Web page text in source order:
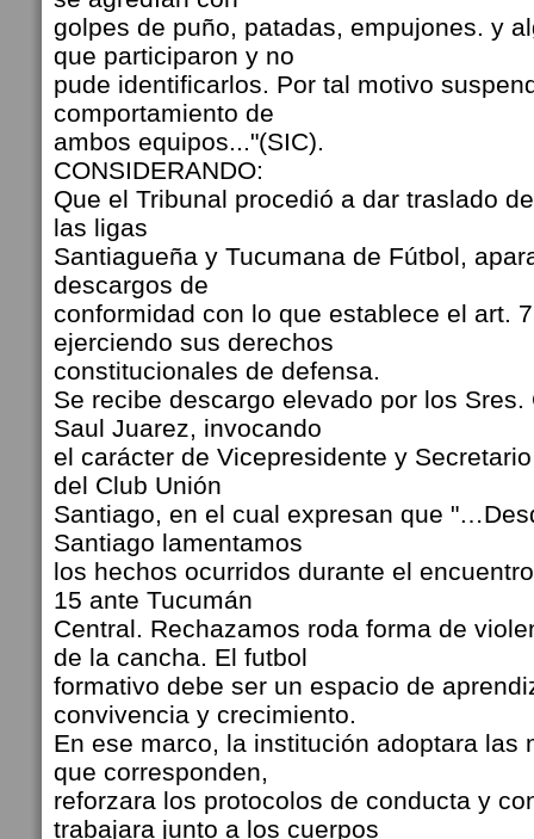
golpes de puño, patadas, empujones. y
que participaron y no
pude identificarlos. Por tal motivo
comportamiento de
ambos equipos..."(SIC).
CONSIDERANDO:
Que el Tribunal procedió a dar traslado
las ligas
Santiagueña y Tucumana de Fútbol,
descargos de
conformidad con lo que establece el art.
ejerciendo sus derechos
constitucionales de defensa.
Se recibe descargo elevado por los Sres.
Saul Juarez, invocando
el carácter de Vicepresidente y
del Club Unión
Santiago, en el cual expresan que
Santiago lamentamos
los hechos ocurridos durante el
15 ante Tucumán
Central. Rechazamos roda forma de
de la cancha. El futbol
formativo debe ser un espacio de
convivencia y crecimiento.
En ese marco, la institución adoptara las
que corresponden,
reforzara los protocolos de conducta y
trabajara junto a los cuerpos